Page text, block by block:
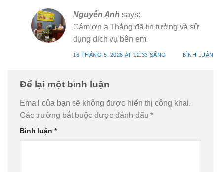
Nguyễn Anh says:
Cám ơn a Thắng đã tin tưởng và sử
dụng dich vụ bên em!
16 THÁNG 5, 2026 AT 12:33 SÁNG BÌNH LUẬN
Để lại một bình luận
Email của bạn sẽ không được hiển thị công khai.
Các trường bắt buộc được đánh dấu *
Bình luận *